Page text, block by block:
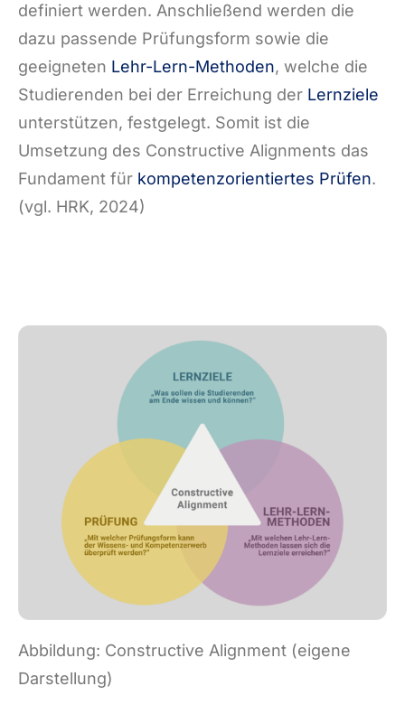
definiert werden. Anschließend werden die
dazu passende Prüfungsform sowie die
geeigneten Lehr-Lern-Methoden, welche die
Studierenden bei der Erreichung der Lernziele
unterstützen, festgelegt. Somit ist die
Umsetzung des Constructive Alignments das
Fundament für kompetenzorientiertes Prüfen.
(vgl. HRK, 2024)
Abbildung: Constructive Alignment (eigene
Darstellung)